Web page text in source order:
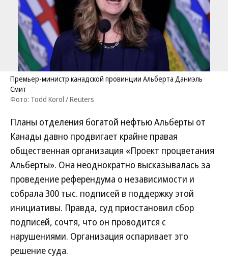
Премьер-министр канадской провинции Альберта Даниэль
Смит
Фото: Todd Korol / Reuters
Планы отделения богатой нефтью Альберты от
Канады давно продвигает крайне правая
общественная организация «Проект процветания
Альберты». Она неоднократно высказывалась за
проведение референдума о независимости и
собрала 300 тыс. подписей в поддержку этой
инициативы. Правда, суд приостановил сбор
подписей, сочтя, что он проводится с
нарушениями. Организация оспаривает это
решение суда.